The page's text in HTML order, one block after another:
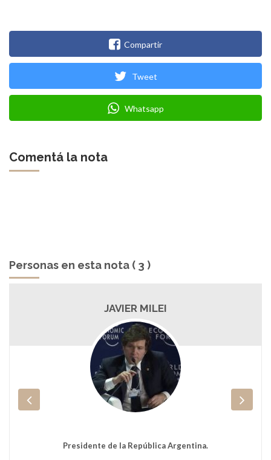
Compartir
Tweet
Whatsapp
Comentá la nota
Personas en esta nota ( 3 )
JAVIER MILEI
Presidente de la República Argentina.